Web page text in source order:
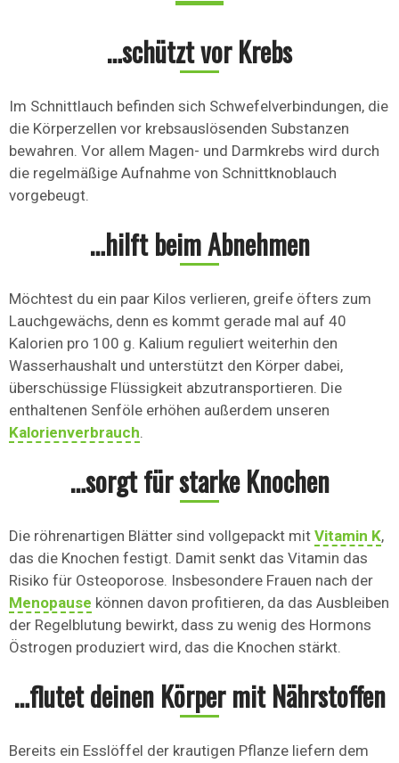
…schützt vor Krebs
Im Schnittlauch befinden sich Schwefelverbindungen, die
die Körperzellen vor krebsauslösenden Substanzen
bewahren. Vor allem Magen- und Darmkrebs wird durch
die regelmäßige Aufnahme von Schnittknoblauch
vorgebeugt.
…hilft beim Abnehmen
Möchtest du ein paar Kilos verlieren, greife öfters zum
Lauchgewächs, denn es kommt gerade mal auf 40
Kalorien pro 100 g. Kalium reguliert weiterhin den
Wasserhaushalt und unterstützt den Körper dabei,
überschüssige Flüssigkeit abzutransportieren. Die
enthaltenen Senföle erhöhen außerdem unseren
Kalorienverbrauch.
…sorgt für starke Knochen
Die röhrenartigen Blätter sind vollgepackt mit Vitamin K,
das die Knochen festigt. Damit senkt das Vitamin das
Risiko für Osteoporose. Insbesondere Frauen nach der
Menopause können davon profitieren, da das Ausbleiben
der Regelblutung bewirkt, dass zu wenig des Hormons
Östrogen produziert wird, das die Knochen stärkt.
…flutet deinen Körper mit Nährstoffen
Bereits ein Esslöffel der krautigen Pflanze liefern dem